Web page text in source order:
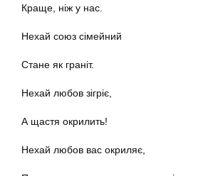
Краще, ніж у нас.
Нехай союз сімейний
Стане як граніт.
Нехай любов зігріє,
А щастя окрилить!
Нехай любов вас окриляє,